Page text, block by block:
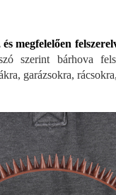
megfelelően
szerint bárhova
garázsokra,